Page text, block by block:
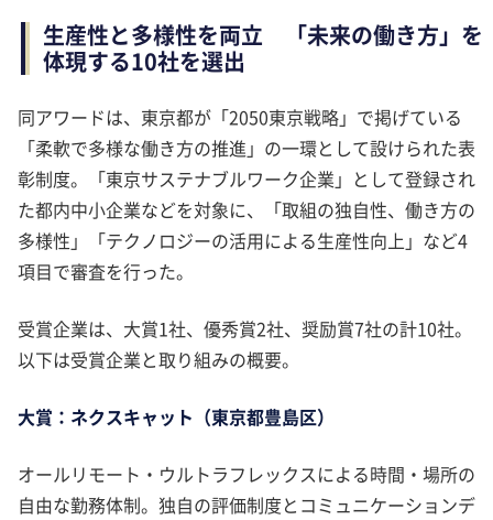
生産性と多様性を両立 「未来の働き方」を
体現する10社を選出
同アワードは、東京都が「2050東京戦略」で掲げている
「柔軟で多様な働き方の推進」の一環として設けられた表
彰制度。「東京サステナブルワーク企業」として登録され
た都内中小企業などを対象に、「取組の独自性、働き方の
多様性」「テクノロジーの活用による生産性向上」など4
項目で審査を行った。
受賞企業は、大賞1社、優秀賞2社、奨励賞7社の計10社。
以下は受賞企業と取り組みの概要。
大賞：ネクスキャット（東京都豊島区）
オールリモート・ウルトラフレックスによる時間・場所の
自由な勤務体制。独自の評価制度とコミュニケーションデ